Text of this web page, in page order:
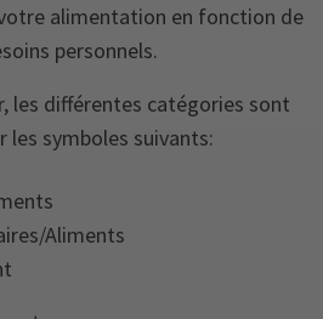
alimentation en fonction de
personnels.
les différentes catégories sont
les symboles suivants:
Aliments